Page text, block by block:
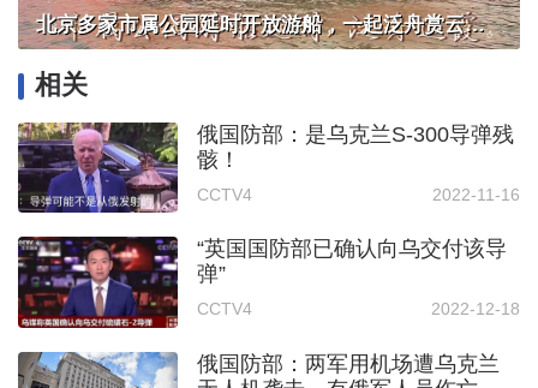
北京多家市属公园延时开放游船，一起泛舟赏云霞！
相关
俄国防部：是乌克兰S-300导弹残
骸！
CCTV4 2022-11-16
“英国国防部已确认向乌交付该导
弹”
CCTV4 2022-12-18
俄国防部：两军用机场遭乌克兰